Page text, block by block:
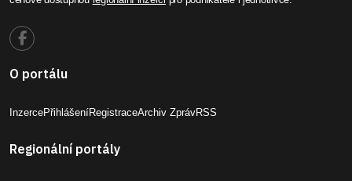
O portálu
InzercePřihlášeníRegistraceArchiv ZprávRSS
Regionální portály